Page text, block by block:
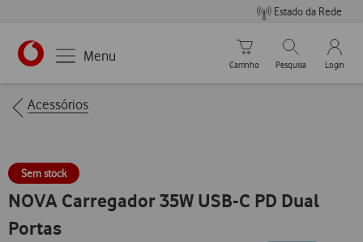
Estado da Rede
https://www.vodafone.pt
Menu
Carrinho de compras
Carrinho
Pesquisar
Pesquisa
My
Login
Breadcrumbs
Acessórios
Sem stock
NOVA Carregador 35W USB-C PD Dual
Portas